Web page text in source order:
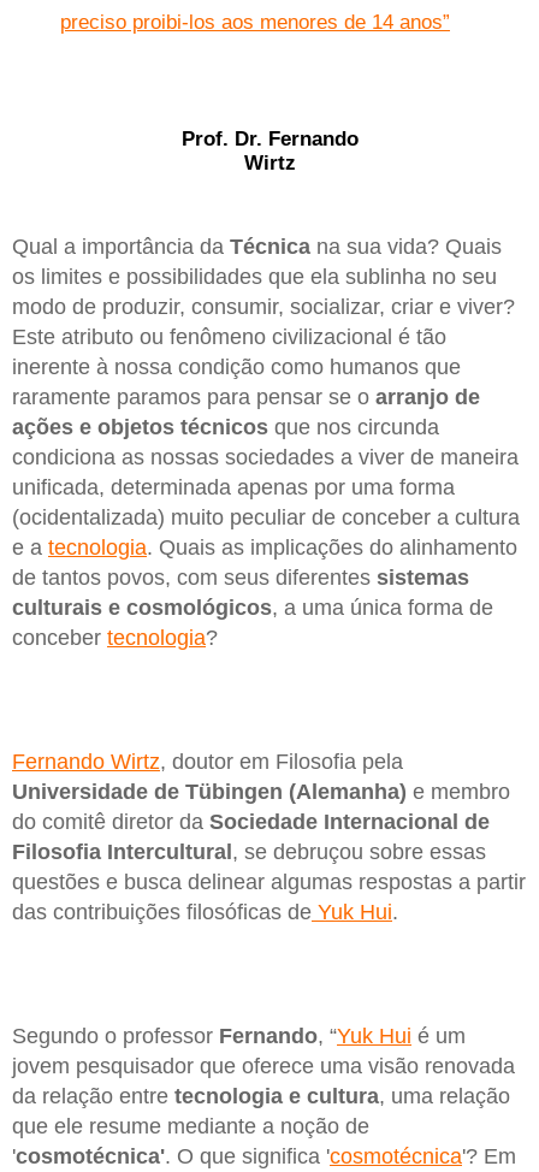
preciso proibi-los aos menores de 14 anos”
Prof. Dr. Fernando
Wirtz
Qual a importância da Técnica na sua vida? Quais
os limites e possibilidades que ela sublinha no seu
modo de produzir, consumir, socializar, criar e viver?
Este atributo ou fenômeno civilizacional é tão
inerente à nossa condição como humanos que
raramente paramos para pensar se o arranjo de
ações e objetos técnicos que nos circunda
condiciona as nossas sociedades a viver de maneira
unificada, determinada apenas por uma forma
(ocidentalizada) muito peculiar de conceber a cultura
e a tecnologia. Quais as implicações do alinhamento
de tantos povos, com seus diferentes sistemas
culturais e cosmológicos, a uma única forma de
conceber tecnologia?
Fernando Wirtz, doutor em Filosofia pela
Universidade de Tübingen (Alemanha) e membro
do comitê diretor da Sociedade Internacional de
Filosofia Intercultural, se debruçou sobre essas
questões e busca delinear algumas respostas a partir
das contribuições filosóficas de Yuk Hui.
Segundo o professor Fernando, “Yuk Hui é um
jovem pesquisador que oferece uma visão renovada
da relação entre tecnologia e cultura, uma relação
que ele resume mediante a noção de
'cosmotécnica'. O que significa 'cosmotécnica'? Em